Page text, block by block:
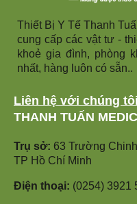
Thiết Bị Y Tế Thanh
cung cấp các vật tư -
khoẻ gia đình, phòng
nhất, hàng luôn có sẵn..
Liên hệ với chúng
THANH TUẤN
Trụ sở: 63 Trường
TP Hồ Chí Minh
Điện thoại: (0254) 3921